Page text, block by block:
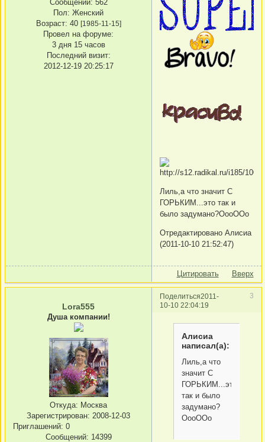
Сообщений: 562
Пол: Женский
Возраст: 40 [1985-11-15]
Провел на форуме:
3 дня 15 часов
Последний визит:
2012-12-19 20:25:17
Лиль,а что значит С
ГОРЬКИМ...это так и
было задумано?ОооООо
Отредактировано Алисиа
(2011-10-10 21:52:47)
Цитировать Вверх
Поделиться 3
2011-
10-10 22:04:19
Lora555
Душа компании!
Откуда: Москва
Зарегистрирован: 2008-12-03
Приглашений: 0
Сообщений: 14399
Алисиа
написал(а):
Лиль,а что
значит С
ГОРЬКИМ...это
так и было
задумано?
ОооООо